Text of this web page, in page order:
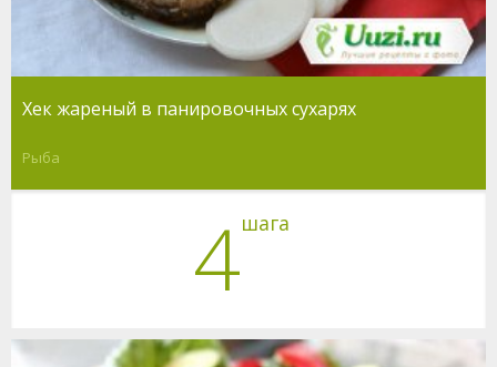
Хек жареный в панировочных сухарях
Рыба
4шага